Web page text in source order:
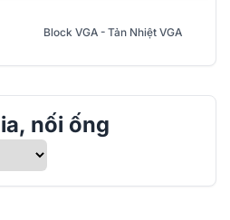
Block VGA - Tản Nhiệt VGA
nối ống